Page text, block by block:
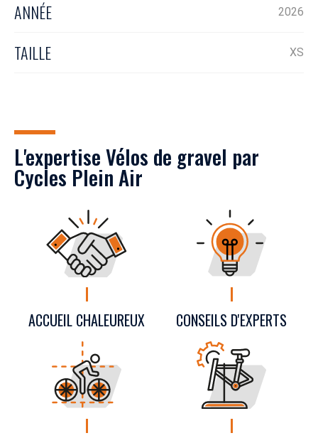
L'expertise Vélos de gravel par
Cycles Plein Air
ACCUEIL CHALEUREUX CONSEILS D'EXPERTS
ANNÉE 2026
TAILLE XS